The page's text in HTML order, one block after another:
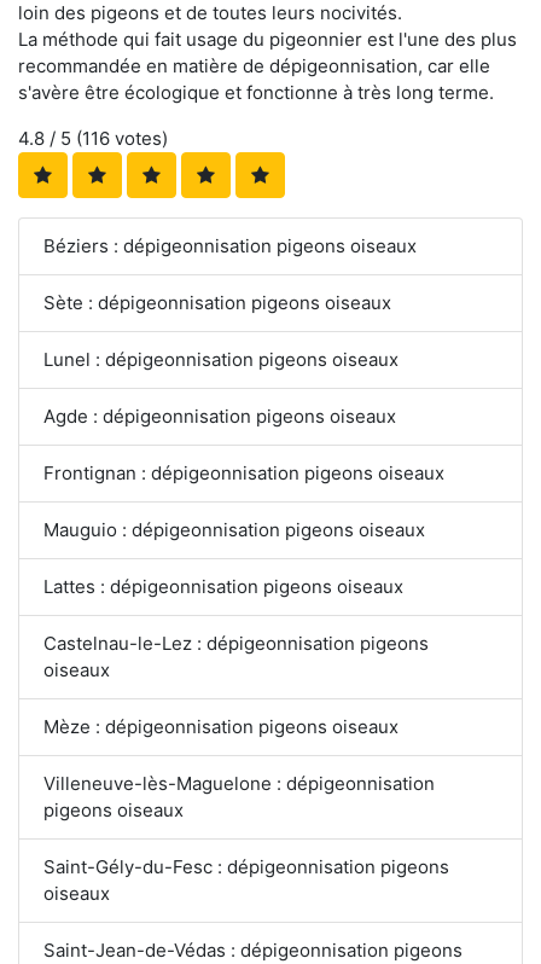
loin des pigeons et de toutes leurs nocivités.
La méthode qui fait usage du pigeonnier est l'une des plus
recommandée en matière de dépigeonnisation, car elle
s'avère être écologique et fonctionne à très long terme.
4.8 / 5 (116 votes)
Béziers : dépigeonnisation pigeons oiseaux
Sète : dépigeonnisation pigeons oiseaux
Lunel : dépigeonnisation pigeons oiseaux
Agde : dépigeonnisation pigeons oiseaux
Frontignan : dépigeonnisation pigeons oiseaux
Mauguio : dépigeonnisation pigeons oiseaux
Lattes : dépigeonnisation pigeons oiseaux
Castelnau-le-Lez : dépigeonnisation pigeons
oiseaux
Mèze : dépigeonnisation pigeons oiseaux
Villeneuve-lès-Maguelone : dépigeonnisation
pigeons oiseaux
Saint-Gély-du-Fesc : dépigeonnisation pigeons
oiseaux
Saint-Jean-de-Védas : dépigeonnisation pigeons